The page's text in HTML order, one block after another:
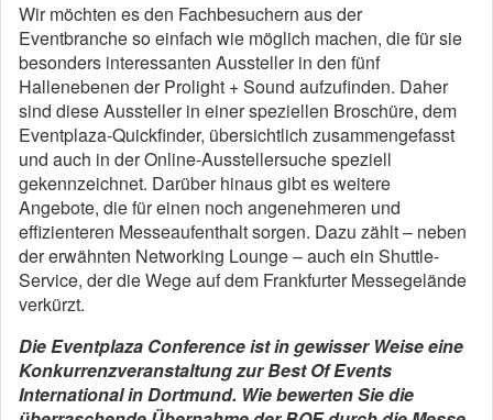
Wir möchten es den Fachbesuchern aus der
Eventbranche so einfach wie möglich machen, die für sie
besonders interessanten Aussteller in den fünf
Hallenebenen der Prolight + Sound aufzufinden. Daher
sind diese Aussteller in einer speziellen Broschüre, dem
Eventplaza-Quickfinder, übersichtlich zusammengefasst
und auch in der Online-Ausstellersuche speziell
gekennzeichnet. Darüber hinaus gibt es weitere
Angebote, die für einen noch angenehmeren und
effizienteren Messeaufenthalt sorgen. Dazu zählt – neben
der erwähnten Networking Lounge – auch ein Shuttle-
Service, der die Wege auf dem Frankfurter Messegelände
verkürzt.
Die Eventplaza Conference ist in gewisser Weise eine
Konkurrenzveranstaltung zur Best Of Events
International in Dortmund. Wie bewerten Sie die